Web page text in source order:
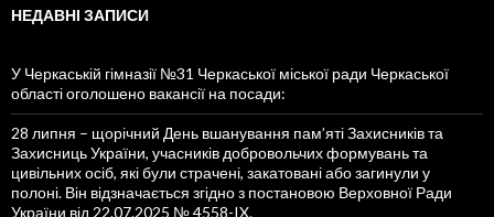
НЕДАВНІ ЗАПИСИ
У Черкаській гімназії №31 Черкаської міської ради Черкаської
області оголошено вакансії на посади:
28 липня – щорічний День вшанування пам’яті Захисників та
Захисниць України, учасників добровольчих формувань та
цивільних осіб, які були страчені, закатовані або загинули у
полоні. Він відзначається згідно з постановою Верховної Ради
України від 22.07.2025 № 4558-IX.